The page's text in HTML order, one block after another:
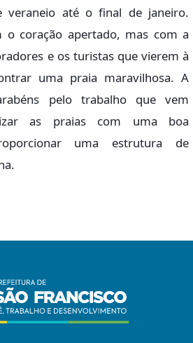
veraneio até o final de janeiro.
o coração apertado, mas com a
e os turistas que vierem à
uma praia maravilhosa. A
pelo trabalho que vem
as praias com uma boa
uma estrutura de